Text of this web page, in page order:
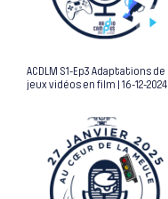
ACDLM S1-Ep3 Adaptations de
jeux vidéos en film | 16-12-2024